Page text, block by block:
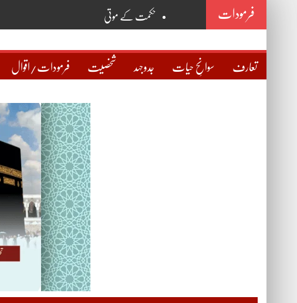
فرمودات حکمت کے موتی
نگاہ
حقیقی دوست کی پہچان
تعارف سوانحِ حیات جدوجہد شخصیت فرمودات/اقوال